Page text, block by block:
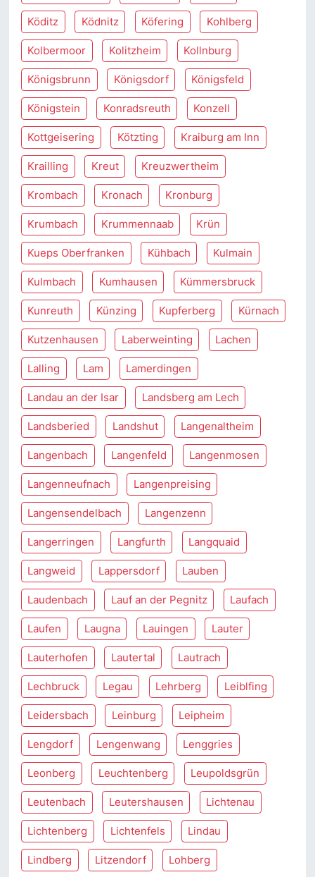
Köditz Ködnitz Köfering Kohlberg
Kolbermoor Kolitzheim Kollnburg
Königsbrunn Königsdorf Königsfeld
Königstein Konradsreuth Konzell
Kottgeisering Kötzting Kraiburg am Inn
Krailling Kreut Kreuzwertheim
Krombach Kronach Kronburg
Krumbach Krummennaab Krün
Kueps Oberfranken Kühbach Kulmain
Kulmbach Kumhausen Kümmersbruck
Kunreuth Künzing Kupferberg Kürnach
Kutzenhausen Laberweinting Lachen
Lalling Lam Lamerdingen
Landau an der Isar Landsberg am Lech
Landsberied Landshut Langenaltheim
Langenbach Langenfeld Langenmosen
Langenneufnach Langenpreising
Langensendelbach Langenzenn
Langerringen Langfurth Langquaid
Langweid Lappersdorf Lauben
Laudenbach Lauf an der Pegnitz Laufach
Laufen Laugna Lauingen Lauter
Lauterhofen Lautertal Lautrach
Lechbruck Legau Lehrberg Leiblfing
Leidersbach Leinburg Leipheim
Lengdorf Lengenwang Lenggries
Leonberg Leuchtenberg Leupoldsgrün
Leutenbach Leutershausen Lichtenau
Lichtenberg Lichtenfels Lindau
Lindberg Litzendorf Lohberg